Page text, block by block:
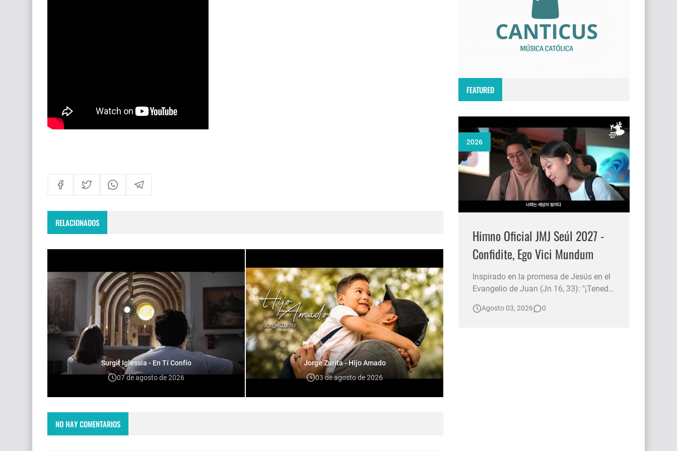
RELACIONADOS
Surgit Iglessia - En Tí Confío
07 de agosto de 2026
Jorge Zurita - Hijo Amado
03 de agosto de 2026
NO HAY COMENTARIOS
FEATURED
2026
Himno Oficial JMJ Seúl 2027 -
Confidite, Ego Vici Mundum
Inspirado en la promesa de Jesús en el
Evangelio de Juan (Jn 16, 33): "¡Tened
himno invita a renovar la fe y la
Agosto 03, 2026 0